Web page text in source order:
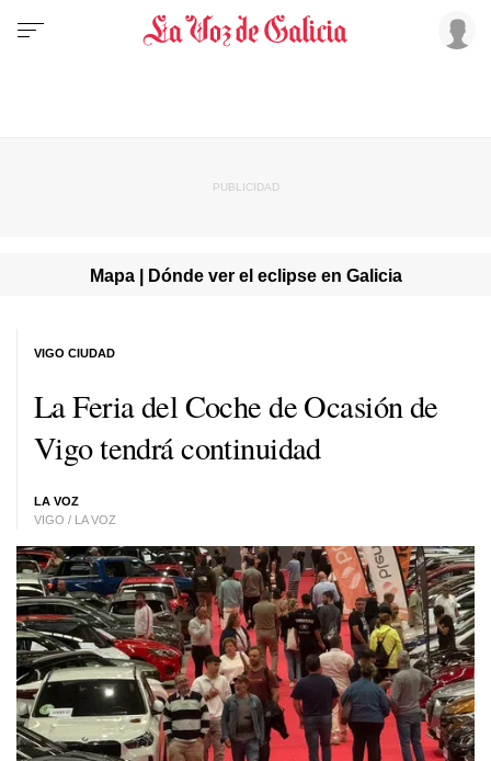
Mapa | Dónde ver el eclipse en Galicia
La Feria del Coche de Ocasión de
Vigo tendrá continuidad
LA VOZ
VIGO / LA VOZ
VIGO CIUDAD